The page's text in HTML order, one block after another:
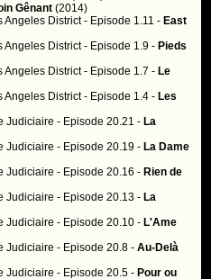
Gênant (2014)
Angeles District- Episode 1.11 - East
Angeles District- Episode 1.9 - Pieds
Angeles District- Episode 1.7 - Le
Angeles District- Episode 1.4 - Les
Judiciaire - Episode 20.21 - La
Judiciaire - Episode 20.19 - La Dame
Judiciaire - Episode 20.16 - Rien de
Judiciaire - Episode 20.13 - La
Judiciaire - Episode 20.10 - L'Ame
Judiciaire - Episode 20.8 -Au-Delà
Judiciaire - Episode 20.5 - Pour ou